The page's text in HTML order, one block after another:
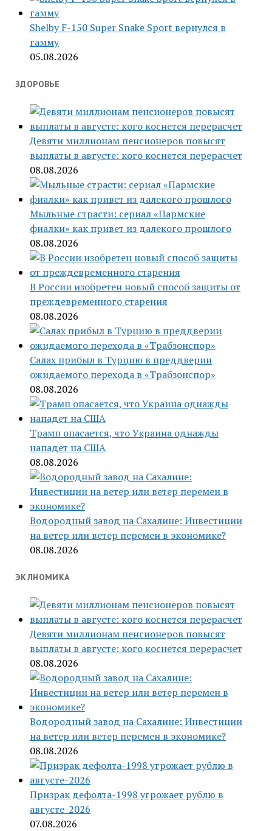
Shelby F-150 Super Snake Sport вернулся в
гамму
05.08.2026
ЗДОРОВЬЕ
Девяти миллионам пенсионеров повысят
выплаты в августе: кого коснется перерасчет
08.08.2026
Мыльные страсти: сериал «Пармские
фиалки» как привет из далекого прошлого
08.08.2026
В России изобретен новый способ защиты от
преждевременного старения
08.08.2026
Салах прибыл в Турцию в преддверии
ожидаемого перехода в «Трабзонспор»
08.08.2026
Трамп опасается, что Украина однажды
нападет на США
08.08.2026
Водородный завод на Сахалине: Инвестиции
на ветер или ветер перемен в экономике?
08.08.2026
ЭКЛНОМИКА
Девяти миллионам пенсионеров повысят
выплаты в августе: кого коснется перерасчет
08.08.2026
Водородный завод на Сахалине: Инвестиции
на ветер или ветер перемен в экономике?
08.08.2026
Призрак дефолта-1998 угрожает рублю в
августе-2026
07.08.2026